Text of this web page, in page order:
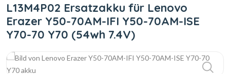
L13M4P02 Ersatzakku für Lenovo
Erazer Y50-70AM-IFI Y50-70AM-ISE
Y70-70 Y70 (54wh 7.4V)